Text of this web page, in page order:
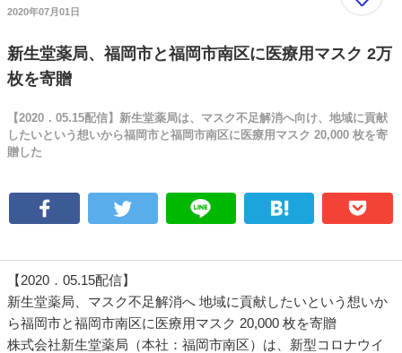
2020年07月01日
新生堂薬局、福岡市と福岡市南区に医療用マスク 2万
枚を寄贈
【2020．05.15配信】新生堂薬局は、マスク不足解消へ向け、地域に貢献
したいという想いから福岡市と福岡市南区に医療用マスク 20,000 枚を寄
贈した
【2020．05.15配信】
新生堂薬局、マスク不足解消へ 地域に貢献したいという想いか
ら福岡市と福岡市南区に医療用マスク 20,000 枚を寄贈
株式会社新生堂薬局（本社：福岡市南区）は、新型コロナウイ